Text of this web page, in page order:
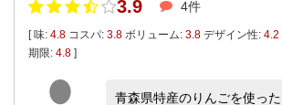
3.9 4件
[ 味: 4.8 コスパ: 3.8 ボリューム: 3.8 デザイン性: 4.2
期限: 4.8 ]
青森県特産のりんごを使っ